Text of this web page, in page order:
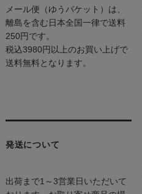
メール便（ゆうパケット）は、
離島を含む日本全国一律で送料
250円です。
税込3980円以上のお買い上げで
送料無料となります。
発送について
出荷まで1～3営業日いただいて